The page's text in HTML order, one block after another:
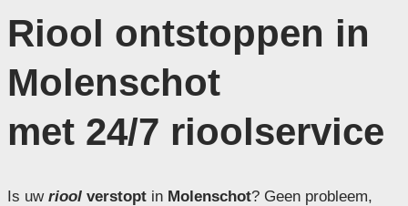
Riool ontstoppen in
Molenschot
met 24/7 rioolservice
Is uw rioolverstoptin Molenschot? Geen probleem,